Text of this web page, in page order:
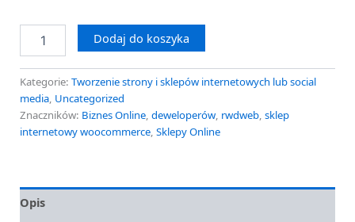
Dodaj do koszyka
Kategorie: Tworzenie strony i sklepów internetowych lub social
media, Uncategorized
Znaczników: Biznes Online, deweloperów, rwdweb, sklep
internetowy woocommerce, Sklepy Online
Opis